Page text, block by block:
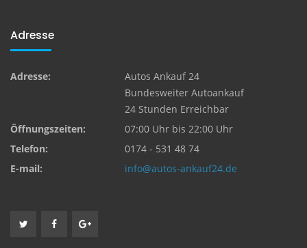
Adresse
Adresse:
Autos Ankauf 24
Bundesweiter Autoankauf
24 Stunden Erreichbar
Öffnungszeiten:
07:00 Uhr bis 22:00 Uhr
Telefon:
0174 - 531 48 74
E-mail:
info@autos-ankauf24.de